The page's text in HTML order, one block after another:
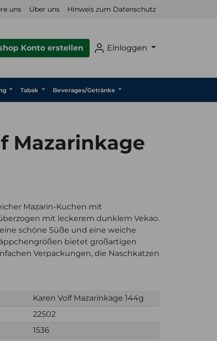
uns Über uns Hinweis zum Datenschutz
Konto erstellen Einloggen
Tabak Beverages/Getränke
Mazarinkage
Mazarin-Kuchen mit
mit leckerem dunklem Vekao.
schöne Süße und eine weiche
bietet großartigen
Verpackungen, die Naschkatzen
Karen Volf Mazarinkage 144g
22502
1536